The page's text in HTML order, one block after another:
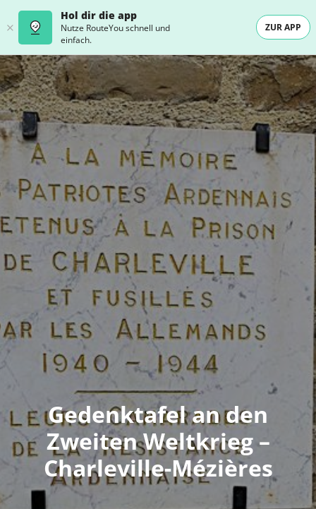
Hol dir die app
Nutze RouteYou schnell und
einfach.
ZUR APP
Gedenktafel an den
Zweiten Weltkrieg –
Charleville-Mézières